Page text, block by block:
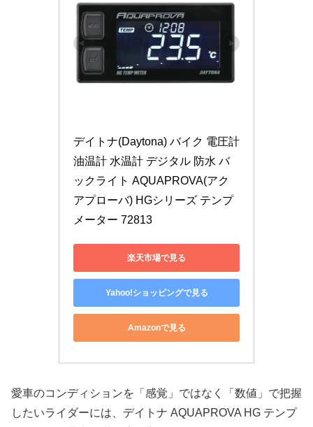
デイトナ(Daytona) バイク 電圧計
油温計 水温計 デジタル 防水 バ
ックライト AQUAPROVA(アク
アプローバ) HGシリーズ テンプ
メーター 72813
楽天市場で見る
Yahoo!ショッピングで見る
Amazonで見る
愛車のコンディションを「感覚」ではなく「数値」で把握
したいライダーには、デイトナ AQUAPROVA HG テンプ